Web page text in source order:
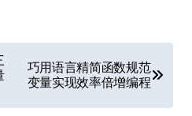
巧用语言精简函数规范
变量实现效率倍增编程